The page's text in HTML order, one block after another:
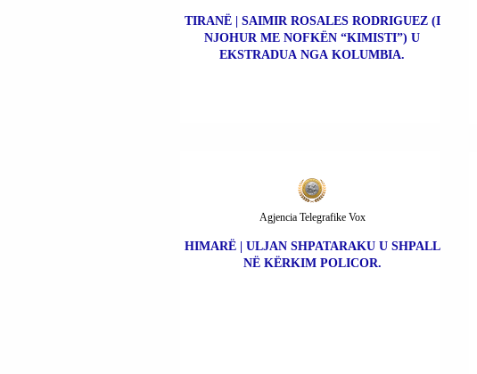
TIRANË | SAIMIR ROSALES RODRIGUEZ (I
NJOHUR ME NOFKËN “KIMISTI”) U
EKSTRADUA NGA KOLUMBIA.
HIMARË | ULJAN SHPATARAKU U SHPALL
NË KËRKIM POLICOR.
Agjencia Telegrafike Vox